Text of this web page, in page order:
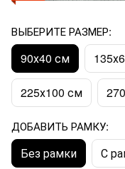
ВЫБЕРИТЕ РАЗМЕР:
90х40 см
225х100 см
ДОБАВИТЬ РАМКУ:
Без рамки С